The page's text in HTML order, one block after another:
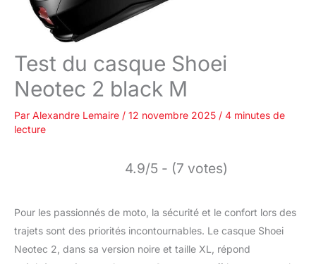
Test du casque Shoei
Neotec 2 black M
Par Alexandre Lemaire / 12 novembre 2025 / 4 minutes de
lecture
4.9/5 - (7 votes)
Pour les passionnés de moto, la sécurité et le confort lors des
trajets sont des priorités incontournables. Le casque Shoei
Neotec 2, dans sa version noire et taille XL, répond